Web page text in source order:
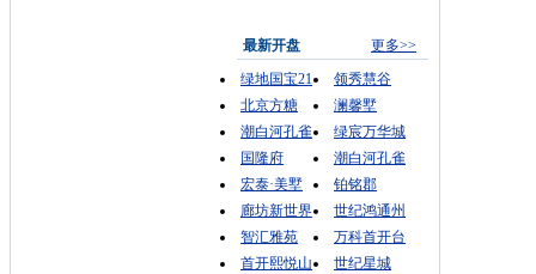
最新开盘
更多>>
绿地国宝21
领秀慧谷
北京方糖
澜馨墅
潮白河孔雀
绿宸万华城
国隆府
潮白河孔雀
宏泰·美墅
铂铭郡
廊坊新世界
世纪鸿通州
智汇雅苑
万科首开台
首开熙悦山
世纪星城